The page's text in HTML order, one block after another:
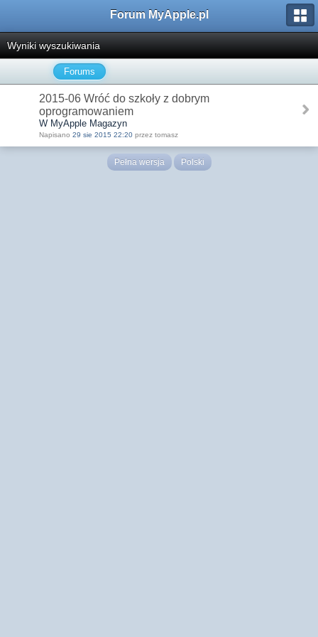
Forum MyApple.pl
Wyniki wyszukiwania
Forums
2015-06 Wróć do szkoły z dobrym
oprogramowaniem
W MyApple Magazyn
Napisano 29 sie 2015 22:20 przez tomasz
Pełna wersja Polski